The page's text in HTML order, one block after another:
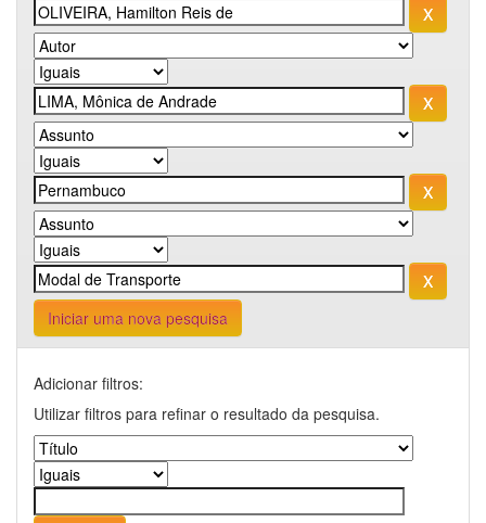
Iniciar uma nova pesquisa
Adicionar filtros:
Utilizar filtros para refinar o resultado da pesquisa.